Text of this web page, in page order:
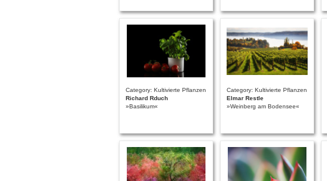
Category: Kultivierte Pflanzen
Richard Rduch
»Basilikum«
Category: Kultivierte Pflanzen
Elmar Restle
»Weinberg am Bodensee«